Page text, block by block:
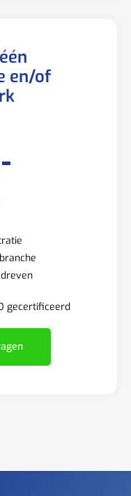
en/of
gecertificeerd